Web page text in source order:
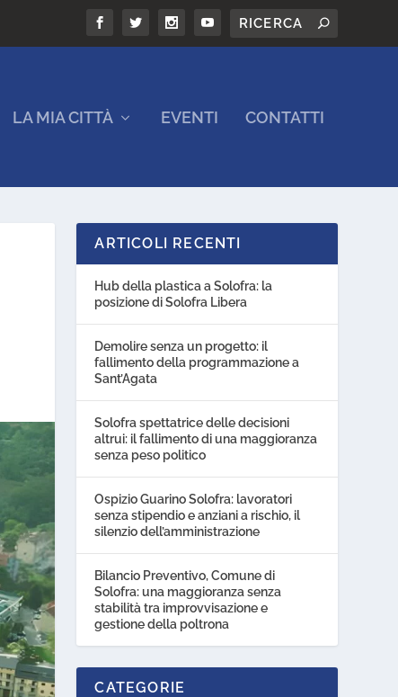
LA MIA CITTÀ EVENTI CONTATTI
ARTICOLI RECENTI
Hub della plastica a Solofra: la
posizione di Solofra Libera
Demolire senza un progetto: il
fallimento della programmazione a
Sant’Agata
Solofra spettatrice delle decisioni
altrui: il fallimento di una maggioranza
senza peso politico
Ospizio Guarino Solofra: lavoratori
senza stipendio e anziani a rischio, il
silenzio dell’amministrazione
Bilancio Preventivo, Comune di
Solofra: una maggioranza senza
stabilità tra improvvisazione e
gestione della poltrona
CATEGORIE